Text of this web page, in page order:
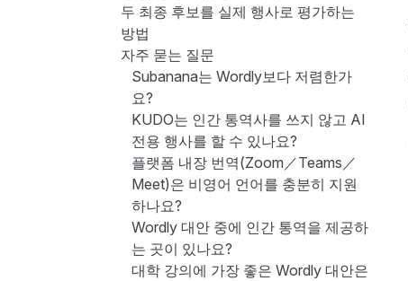
두 최종 후보를 실제 행사로 평가하는
방법
자주 묻는 질문
Subanana는 Wordly보다 저렴한가
요?
KUDO는 인간 통역사를 쓰지 않고 AI
전용 행사를 할 수 있나요?
플랫폼 내장 번역(Zoom／Teams／
Meet)은 비영어 언어를 충분히 지원
하나요?
Wordly 대안 중에 인간 통역을 제공하
는 곳이 있나요?
대학 강의에 가장 좋은 Wordly 대안은